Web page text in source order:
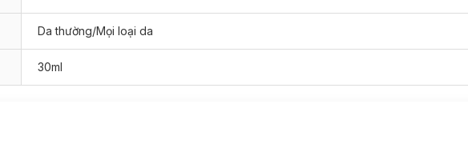
Da thường/Mọi loại da
30ml